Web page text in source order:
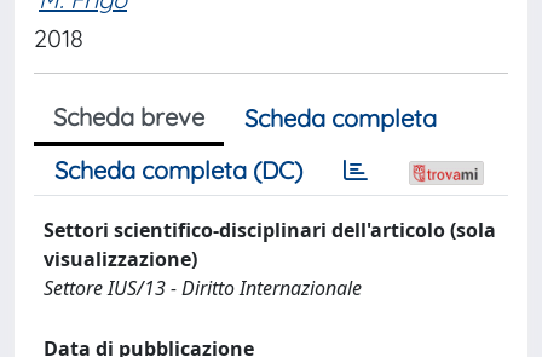
2018
Scheda breve
Scheda completa
Scheda completa (DC)
Settori scientifico-disciplinari dell'articolo (sola
visualizzazione)
Settore IUS/13 - Diritto Internazionale
Data di pubblicazione